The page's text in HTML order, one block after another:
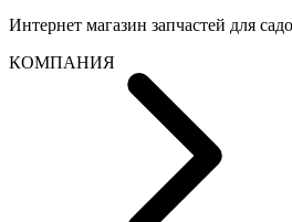
Интернет магазин запчастей для
КОМПАНИЯ